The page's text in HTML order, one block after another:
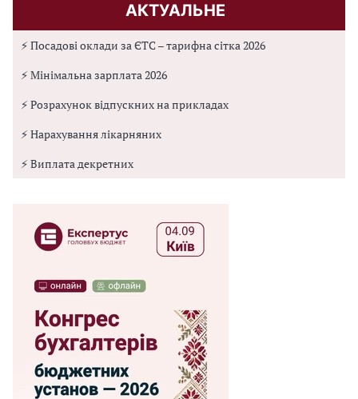
АКТУАЛЬНЕ
⚡ Посадові оклади за ЄТС – тарифна сітка 2026
⚡ Мінімальна зарплата 2026
⚡ Розрахунок відпускних на прикладах
⚡ Нарахування лікарняних
⚡ Виплата декретних